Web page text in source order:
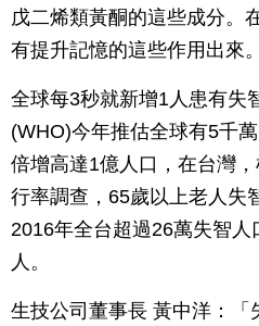
戊二烯類黃酮的這些成分。
有提升記憶的這些作用出來。
全球每3秒就新增1人患有失
(WHO)今年推估全球有5千
倍增高達1億人口，在台灣
行率調查，65歲以上老人失
2016年全台超過26萬失智
人。
生技公司董事長 黃中洋：「